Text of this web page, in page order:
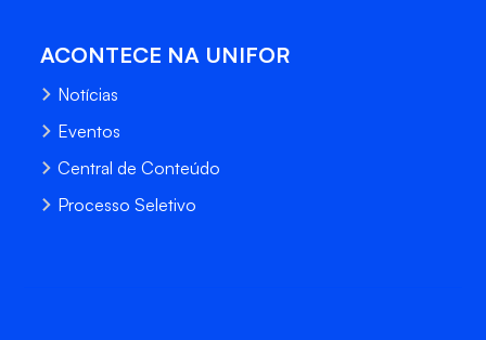
ACONTECE NA UNIFOR
Notícias
Eventos
Central de Conteúdo
Processo Seletivo